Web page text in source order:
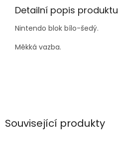
Detailní popis produktu
Nintendo blok bílo-šedý.
Měkká vazba.
Související produkty